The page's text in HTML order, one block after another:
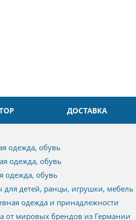
ДОСТАВКА
одежда, обувь
одежда, обувь
одежда, обувь
для детей, ранцы, игрушки, мебель
одежда и принадлежности
от мировых брендов из Германии